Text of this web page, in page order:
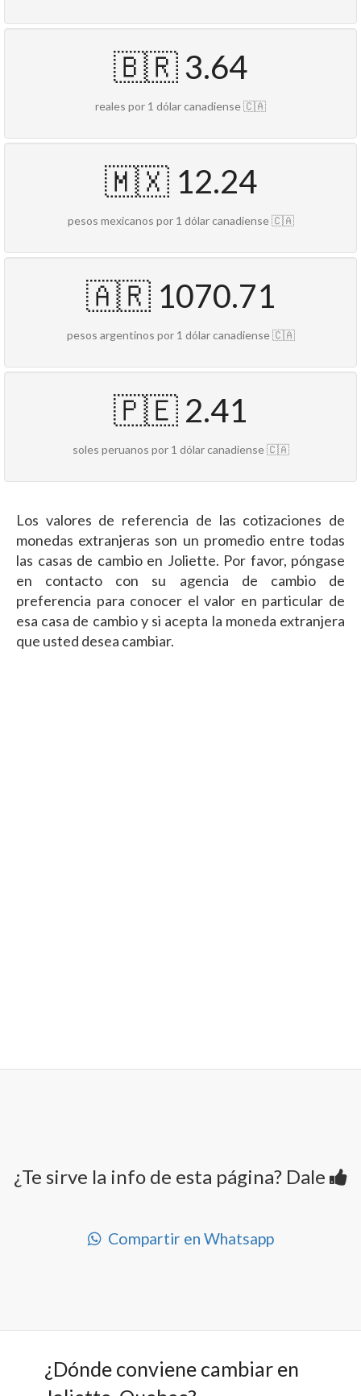
🇧🇷 3.64
reales por 1 dólar canadiense 🇨🇦
🇲🇽 12.24
pesos mexicanos por 1 dólar canadiense 🇨🇦
🇦🇷 1070.71
pesos argentinos por 1 dólar canadiense 🇨🇦
🇵🇪 2.41
soles peruanos por 1 dólar canadiense 🇨🇦
Los valores de referencia de las cotizaciones de
monedas extranjeras son un promedio entre todas
las casas de cambio en Joliette. Por favor, póngase
en contacto con su agencia de cambio de
preferencia para conocer el valor en particular de
esa casa de cambio y si acepta la moneda extranjera
que usted desea cambiar.
¿Te sirve la info de esta página? Dale
Compartir en Whatsapp
¿Dónde conviene cambiar en